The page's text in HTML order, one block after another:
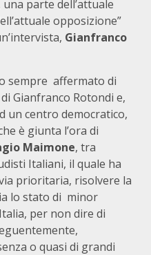
parte dell’attuale
opposizione”
Gianfranco
sempre affermato di
Gianfranco Rotondi e,
un centro democratico,
è giunta l’ora di
Maimone, tra
Italiani, il quale ha
prioritaria, risolvere la
lo stato di minor
per non dire di
o quasi di grandi